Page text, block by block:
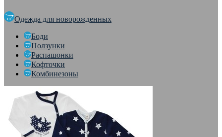
Одежда для новорожденных
Боди
Ползунки
Распашонки
Кофточки
Комбинезоны